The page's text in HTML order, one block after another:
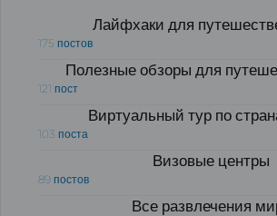
Лайфхаки для
175 постов
Полезные обзоры для
121 пост
Виртуальный тур по
103 поста
Визовые центры
89 постов
Все развлечения